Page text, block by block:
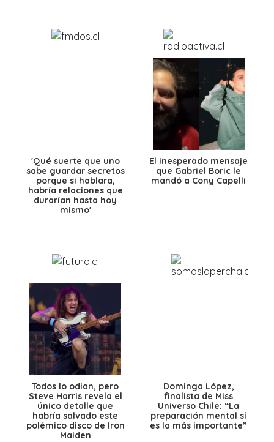
'Qué suerte que uno
sabe guardar secretos
porque si hablara,
habría relaciones que
durarían hasta hoy
mismo'
El inesperado mensaje
que Gabriel Boric le
mandó a Cony Capelli
Todos lo odian, pero
Steve Harris revela el
único detalle que
habría salvado este
polémico disco de Iron
Maiden
Dominga López,
finalista de Miss
Universo Chile: “La
preparación mental sí
es la más importante”